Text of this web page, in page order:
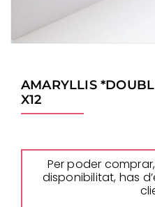
AMARYLLIS
X12
Per poder
disponibilitat, has